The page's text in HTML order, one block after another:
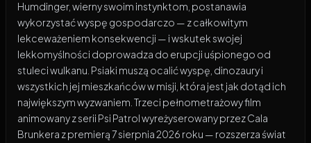
Humdinger, wierny swoim instynktom, postanawia
wykorzystać wyspę gospodarczo — z całkowitym
lekceważeniem konsekwencji — i wskutek swojej
lekkomyślności doprowadza do erupcji uśpionego od
stuleci wulkanu. Psiaki muszą ocalić wyspę, dinozaury i
wszystkich jej mieszkańców w misji, która jest jak dotąd ich
największym wyzwaniem. Trzeci pełnometrażowy film
animowany z serii Psi Patrol wyreżyserowany przez Cala
Brunkera z premierą 7 sierpnia 2026 roku — rozszerza świat